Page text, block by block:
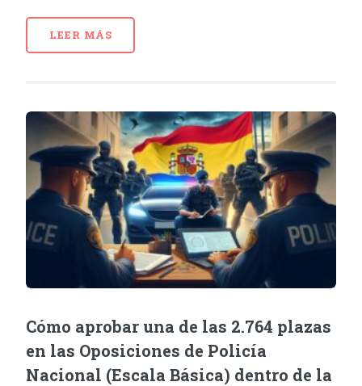
LEER MÁS
Cómo aprobar una de las 2.764 plazas
en las Oposiciones de Policía
Nacional (Escala Básica) dentro de la